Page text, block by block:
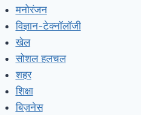
मनोरंजन
विज्ञान-टेक्नॉलॉजी
खेल
सोशल हलचल
शहर
शिक्षा
बिज़नेस